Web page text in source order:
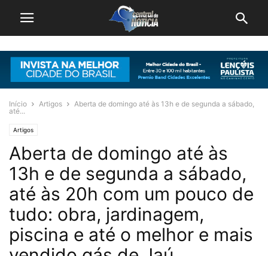
Início Artigos
Aberta de domingo até às 13h e de segunda a sábado,
até...
Artigos
Aberta de domingo até às
13h e de segunda a sábado,
até às 20h com um pouco de
tudo: obra, jardinagem,
piscina e até o melhor e mais